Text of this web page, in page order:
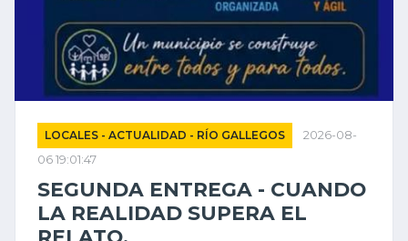
LOCALES - ACTUALIDAD - RÍO GALLEGOS
2026-08-
06 19:01:47
SEGUNDA ENTREGA - CUANDO
LA REALIDAD SUPERA EL